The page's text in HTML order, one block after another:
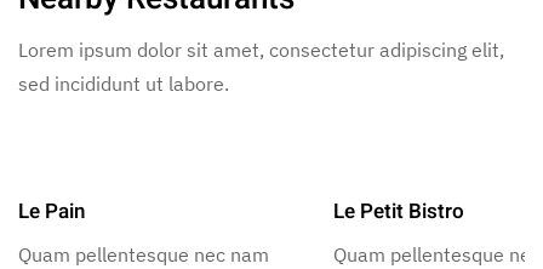
Lorem ipsum dolor sit amet, consectetur adipiscing elit,
sed incididunt ut labore.
Le Pain
Quam pellentesque nec nam
Le Petit Bistro
Quam pellentesque